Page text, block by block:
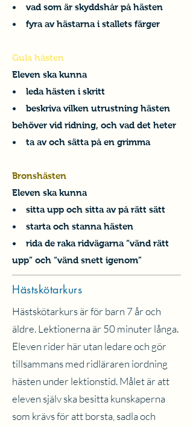
• vad som är skyddshår på hästen
• fyra av hästarna i stallets färger
Gula hästen
Eleven ska kunna
• leda hästen i skritt
• beskriva vilken utrustning hästen
behöver vid ridning, och vad det heter
• ta av och sätta på en grimma
Bronshästen
Eleven ska kunna
• sitta upp och sitta av på rätt sätt
• starta och stanna hästen
• rida de raka ridvägarna “vänd rätt
upp” och “vänd snett igenom”
Hästskötarkurs
Hästskötarkurs är för barn 7 år och
äldre. Lektionerna är 50 minuter långa.
Eleven rider här utan ledare och gör
tillsammans med ridläraren iordning
hästen under lektionstid. Målet är att
eleven själv ska besitta kunskaperna
som krävs för att borsta, sadla och